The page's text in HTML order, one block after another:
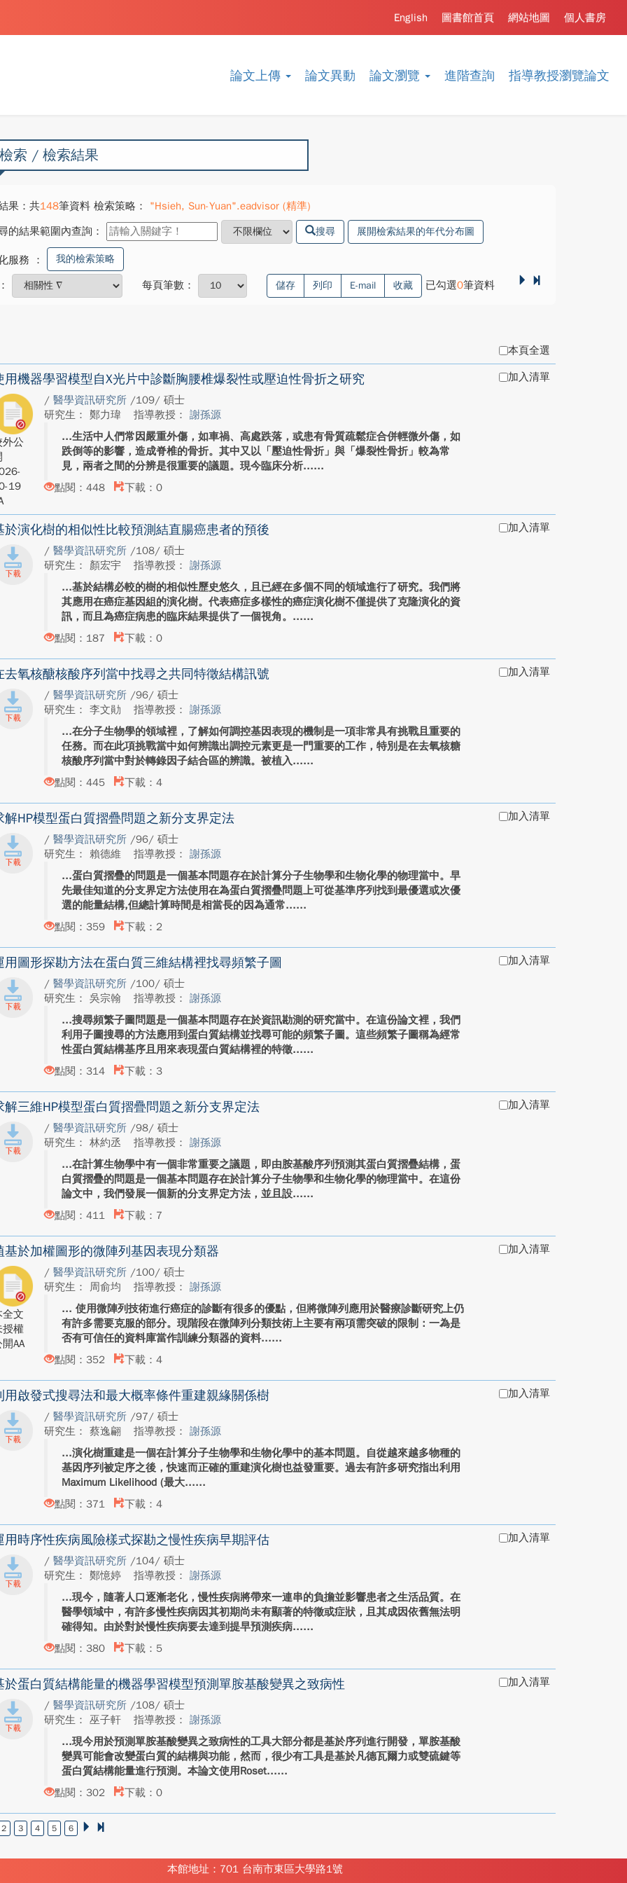
論文上傳 論文異動 論文瀏覽 進階查詢 指導教授瀏覽論文
個人書房
網站地圖
圖書館首頁
English
索 / 檢索結果
果：共148筆資料 檢索策略：
"Hsieh, Sun-Yuan".eadvisor (精準)
的結果範圍內查詢：
搜尋 展開檢索結果的年代分布圖
服務 ： 我的檢索策略
每頁筆數： 儲存 列印 E-mail 收藏 已勾選0筆資料
本頁全選
用機器學習模型自X光片中診斷胸腰椎爆裂性或壓迫性骨折之研究
外公
19
/醫學資訊研究所 /109/ 碩士
研究生： 鄭力瑋
指導教授：謝孫源
生活中人們常因嚴重外傷，如車禍、高處跌落，或患有骨質疏鬆症合併輕微外傷，如
跌倒等的影響，造成脊椎的骨折。其中又以「壓迫性骨折」與「爆裂性骨折」較為常
見，兩者之間的分辨是很重要的議題。現今臨床分析...
點閱：448
下載：0
加入清單
於演化樹的相似性比較預測結直腸癌患者的預後
/醫學資訊研究所 /108/ 碩士
研究生： 顏宏宇
指導教授：謝孫源
基於結構必較的樹的相似性歷史悠久，且已經在多個不同的領域進行了研究。我們將
其應用在癌症基因組的演化樹。代表癌症多樣性的癌症演化樹不僅提供了克隆演化的資
訊，而且為癌症病患的臨床結果提供了一個視角。...
點閱：187
下載：0
加入清單
去氧核醣核酸序列當中找尋之共同特徵結構訊號
/醫學資訊研究所 /96/ 碩士
研究生： 李文勛
指導教授：謝孫源
在分子生物學的領域裡，了解如何調控基因表現的機制是一項非常具有挑戰且重要的
任務。而在此項挑戰當中如何辨識出調控元素更是一門重要的工作，特別是在去氧核糖
核酸序列當中對於轉錄因子結合區的辨識。被植入...
點閱：445
下載：4
加入清單
解HP模型蛋白質摺疊問題之新分支界定法
/醫學資訊研究所 /96/ 碩士
研究生： 賴德維
指導教授：謝孫源
蛋白質摺疊的問題是一個基本問題存在於計算分子生物學和生物化學的物理當中。早
先最佳知道的分支界定方法使用在為蛋白質摺疊問題上可從基準序列找到最優選或次優
選的能量結構,但總計算時間是相當長的因為通常...
點閱：359
下載：2
加入清單
用圖形探勘方法在蛋白質三維結構裡找尋頻繁子圖
/醫學資訊研究所 /100/ 碩士
研究生： 吳宗翰
指導教授：謝孫源
搜尋頻繁子圖問題是一個基本問題存在於資訊勘測的研究當中。在這份論文裡，我們
利用子圖搜尋的方法應用到蛋白質結構並找尋可能的頻繁子圖。這些頻繁子圖稱為經常
性蛋白質結構基序且用來表現蛋白質結構裡的特徵...
點閱：314
下載：3
加入清單
解三維HP模型蛋白質摺疊問題之新分支界定法
/醫學資訊研究所 /98/ 碩士
研究生： 林約丞
指導教授：謝孫源
在計算生物學中有一個非常重要之議題，即由胺基酸序列預測其蛋白質摺疊結構，蛋
白質摺疊的問題是一個基本問題存在於計算分子生物學和生物化學的物理當中。在這份
論文中，我們發展一個新的分支界定方法，並且設...
點閱：411
下載：7
加入清單
基於加權圖形的微陣列基因表現分類器
全文
授權
AA
/醫學資訊研究所 /100/ 碩士
研究生： 周俞均
指導教授：謝孫源
使用微陣列技術進行癌症的診斷有很多的優點，但將微陣列應用於醫療診斷研究上仍
有許多需要克服的部分。現階段在微陣列分類技術上主要有兩項需突破的限制：一為是
否有可信任的資料庫當作訓練分類器的資料...
點閱：352
下載：4
加入清單
用啟發式搜尋法和最大概率條件重建親緣關係樹
/醫學資訊研究所 /97/ 碩士
研究生： 蔡逸翩
指導教授：謝孫源
演化樹重建是一個在計算分子生物學和生物化學中的基本問題。自從越來越多物種的
基因序列被定序之後，快速而正確的重建演化樹也益發重要。過去有許多研究指出利用
Maximum Likelihood (最大...
點閱：371
下載：4
加入清單
用時序性疾病風險樣式探勘之慢性疾病早期評估
/醫學資訊研究所 /104/ 碩士
研究生： 鄭憶婷
指導教授：謝孫源
現今，隨著人口逐漸老化，慢性疾病將帶來一連串的負擔並影響患者之生活品質。在
醫學領域中，有許多慢性疾病因其初期尚未有顯著的特徵或症狀，且其成因依舊無法明
確得知。由於對於慢性疾病要去達到提早預測疾病...
點閱：380
下載：5
加入清單
於蛋白質結構能量的機器學習模型預測單胺基酸變異之致病性
/醫學資訊研究所 /108/ 碩士
研究生： 巫子軒
指導教授：謝孫源
現今用於預測單胺基酸變異之致病性的工具大部分都是基於序列進行開發，單胺基酸
變異可能會改變蛋白質的結構與功能，然而，很少有工具是基於凡德瓦爾力或雙硫鍵等
蛋白質結構能量進行預測。本論文使用Roset...
點閱：302
下載：0
加入清單
2 3 4 5 6
本館地址：701 台南市東區大學路1號